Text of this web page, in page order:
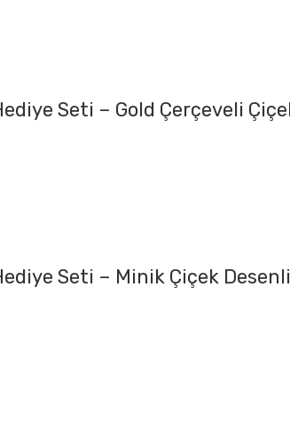
Seti – Gold Çerçeveli
Seti – Minik Çiçek Desenli